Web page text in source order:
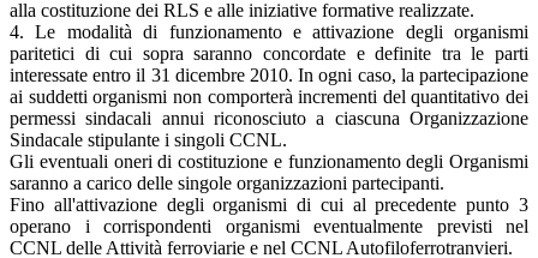
alla costituzione dei RLS e alle iniziative formative realizzate.
4. Le modalità di funzionamento e attivazione degli organismi
paritetici di cui sopra saranno concordate e definite tra le parti
interessate entro il 31 dicembre 2010. In ogni caso, la partecipazione
ai suddetti organismi non comporterà incrementi del quantitativo dei
permessi sindacali annui riconosciuto a ciascuna Organizzazione
Sindacale stipulante i singoli CCNL.
Gli eventuali oneri di costituzione e funzionamento degli Organismi
saranno a carico delle singole organizzazioni partecipanti.
Fino all'attivazione degli organismi di cui al precedente punto 3
operano i corrispondenti organismi eventualmente previsti nel
CCNL delle Attività ferroviarie e nel CCNL Autofiloferrotranvieri.